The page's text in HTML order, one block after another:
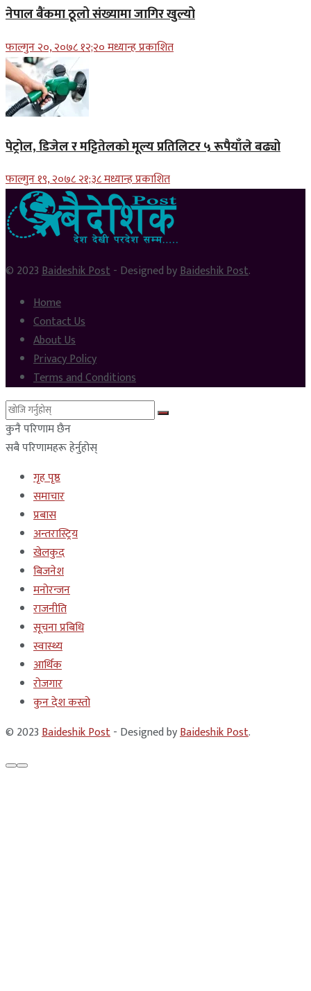
नेपाल बैंकमा ठूलो संख्यामा जागिर खुल्यो
फाल्गुन २०, २०७८ १२;२० मध्यान्ह प्रकाशित
पेट्रोल, डिजेल र मट्टितेलको मूल्य प्रतिलिटर ५ रूपैयाँले बढ्यो
फाल्गुन १९, २०७८ २१;३८ मध्यान्ह प्रकाशित
© 2023Baideshik Post- Designed byBaideshik Post.
Home
Contact Us
About Us
Privacy Policy
Terms and Conditions
कुनै परिणाम छैन
सबै परिणामहरू हेर्नुहोस्
गृह पृष्ठ
समाचार
प्रबास
अन्तरास्ट्रिय
खेलकुद
बिजनेश
मनोरन्जन
राजनीति
सूचना प्रबिधि
स्वास्थ्य
आर्थिक
रोजगार
कुन देश कस्तो
© 2023Baideshik Post- Designed byBaideshik Post.